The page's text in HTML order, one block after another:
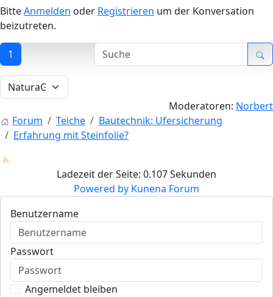
BitteAnmelden oder Registrieren um der Konversation
beizutreten.
1
Moderatoren: Norbert
Forum
Teiche
Bautechnik: Ufersicherung
Erfahrung mit Steinfolie?
Ladezeit der Seite: 0.107 Sekunden
Powered by Kunena Forum
Benutzername
Passwort
Angemeldet bleiben